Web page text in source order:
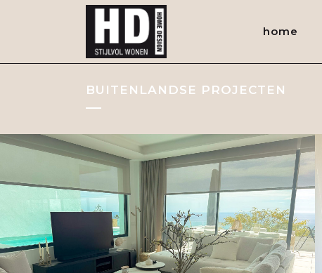
home
BUITENLANDSE PROJECTEN
PROJECT BENALMADENA – SPANJE
Referenties buitenland